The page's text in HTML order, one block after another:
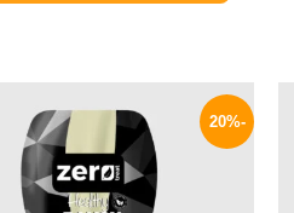
-20%
الأصلي
هو:
210 EGP.